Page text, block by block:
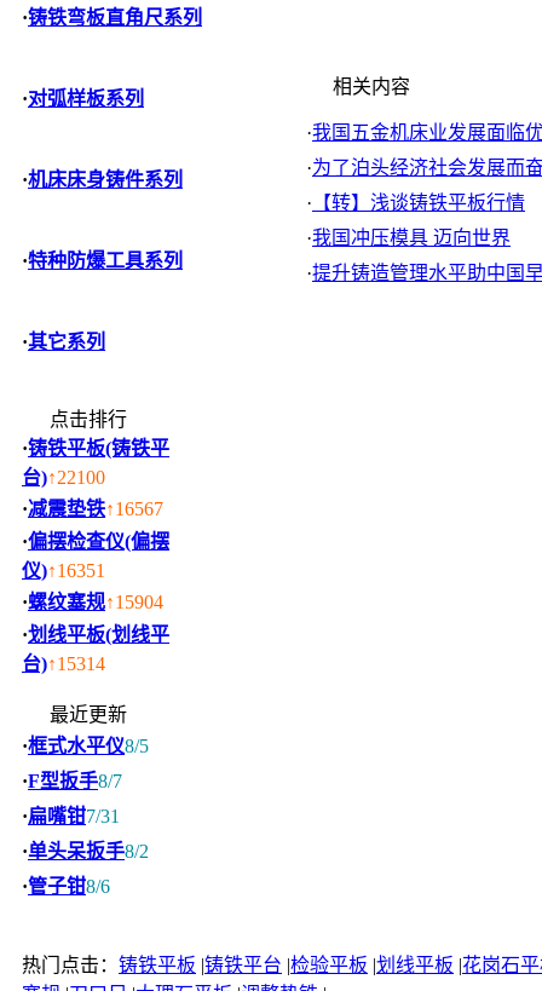
·铸铁弯板直角尺系列
·对弧样板系列
·机床床身铸件系列
·特种防爆工具系列
·其它系列
点击排行
·铸铁平板(铸铁平
台)↑22100
·减震垫铁↑16567
·偏摆检查仪(偏摆
仪)↑16351
·螺纹塞规↑15904
·划线平板(划线平
台)↑15314
最近更新
·框式水平仪8/5
·F型扳手8/7
·扁嘴钳7/31
·单头呆扳手8/2
·管子钳8/6
相关内容
·我国五金机床业发展面临
·为了泊头经济社会发展而
· 【转】浅谈铸铁平板行情
·我国冲压模具 迈向世界
·提升铸造管理水平助中国
热门点击： 铸铁平板 |铸铁平台 |检验平板 |划线平板 |花岗石